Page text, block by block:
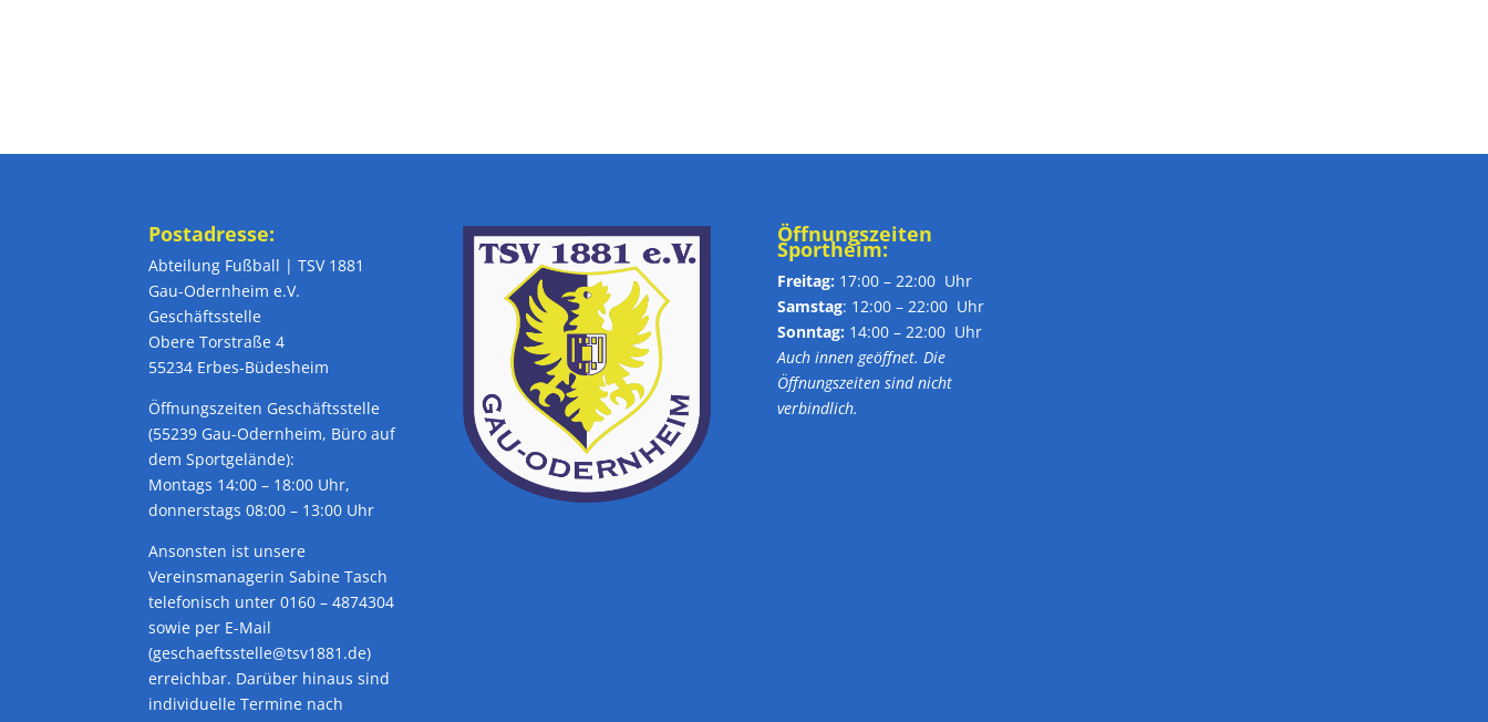
Postadresse:
Abteilung Fußball | TSV 1881
Gau-Odernheim e.V.
Geschäftsstelle
Obere Torstraße 4
55234 Erbes-Büdesheim
Öffnungszeiten Geschäftsstelle
(55239 Gau-Odernheim, Büro auf
dem Sportgelände):
Montags 14:00 – 18:00 Uhr,
donnerstags 08:00 – 13:00 Uhr
Ansonsten ist unsere
Vereinsmanagerin Sabine Tasch
telefonisch unter 0160 – 4874304
sowie per E-Mail
(geschaeftsstelle@tsv1881.de)
erreichbar. Darüber hinaus sind
individuelle Termine nach
Öffnungszeiten
Sportheim:
Freitag: 17:00 – 22:00 Uhr
Samstag: 12:00 – 22:00 Uhr
Sonntag: 14:00 – 22:00 Uhr
Auch innen geöffnet. Die
Öffnungszeiten sind nicht
verbindlich.